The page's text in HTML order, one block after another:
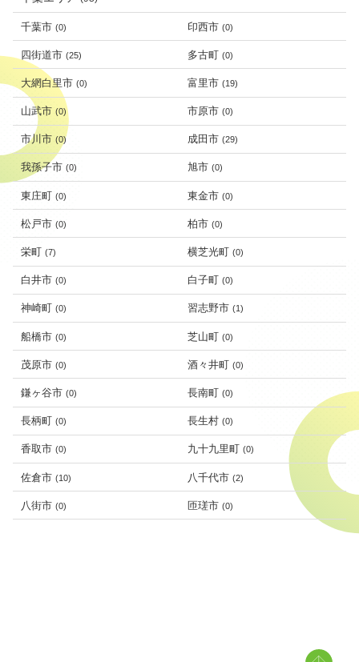
千葉市 (0) 印西市 (0)
四街道市 (25) 多古町 (0)
大網白里市 (0) 富里市 (19)
山武市 (0) 市原市 (0)
市川市 (0) 成田市 (29)
我孫子市 (0) 旭市 (0)
東庄町 (0) 東金市 (0)
松戸市 (0) 柏市 (0)
栄町 (7) 横芝光町 (0)
白井市 (0) 白子町 (0)
神崎町 (0) 習志野市 (1)
船橋市 (0) 芝山町 (0)
茂原市 (0) 酒々井町 (0)
鎌ヶ谷市 (0) 長南町 (0)
長柄町 (0) 長生村 (0)
香取市 (0) 九十九里町 (0)
佐倉市 (10) 八千代市 (2)
八街市 (0) 匝瑳市 (0)